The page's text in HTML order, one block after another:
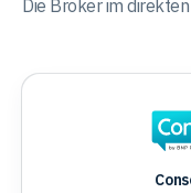
Aktien
ETF
Die Broker im
Consorsbank